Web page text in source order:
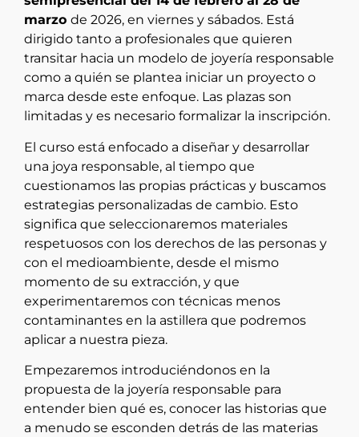
marzo de 2026, en viernes y sábados. Está
dirigido tanto a profesionales que quieren
transitar hacia un modelo de joyería responsable
como a quién se plantea iniciar un proyecto o
marca desde este enfoque. Las plazas son
limitadas y es necesario formalizar la inscripción.
El curso está enfocado a diseñar y desarrollar
una joya responsable, al tiempo que
cuestionamos las propias prácticas y buscamos
estrategias personalizadas de cambio. Esto
significa que seleccionaremos materiales
respetuosos con los derechos de las personas y
con el medioambiente, desde el mismo
momento de su extracción, y que
experimentaremos con técnicas menos
contaminantes en la astillera que podremos
aplicar a nuestra pieza.
Empezaremos introduciéndonos en la
propuesta de la joyería responsable para
entender bien qué es, conocer las historias que
a menudo se esconden detrás de las materias